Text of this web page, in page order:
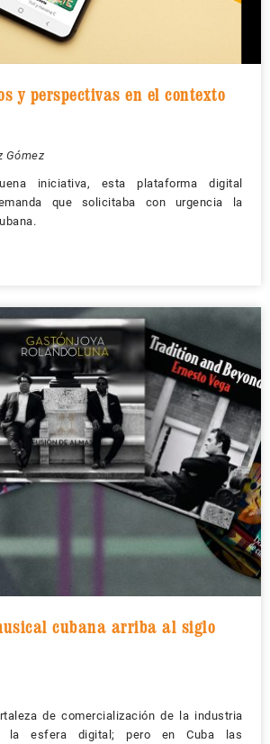
y perspectivas en el contexto
Gómez
iniciativa, esta plataforma digital
que solicitaba con urgencia la
cubana arriba al siglo
de comercialización de la industria
la esfera digital; pero en Cuba las